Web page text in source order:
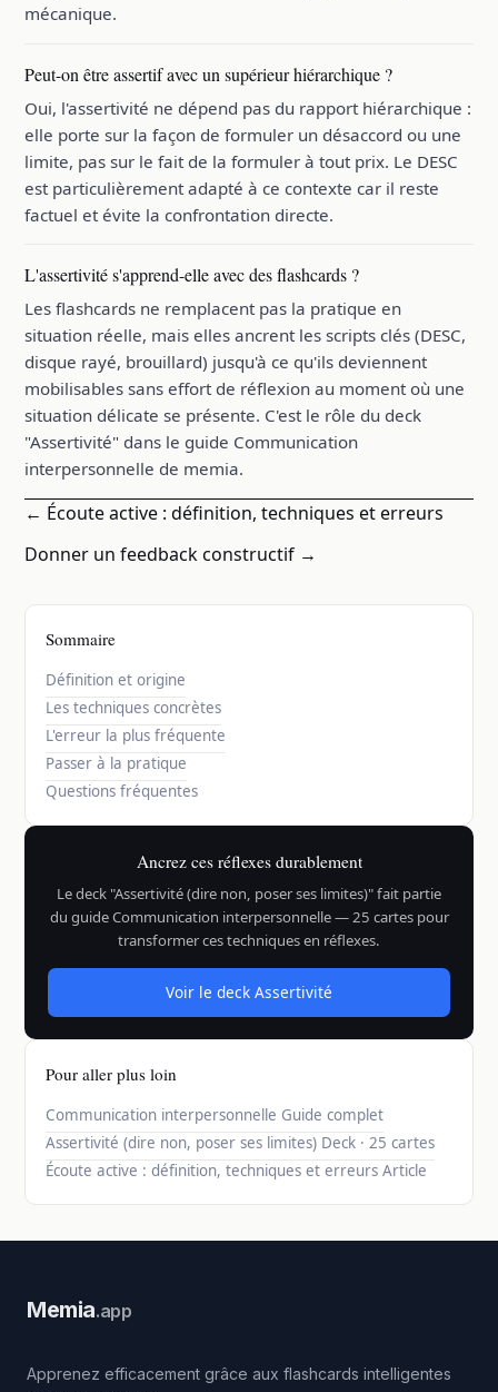
mécanique.
Peut-on être assertif avec un supérieur hiérarchique ?
Oui, l'assertivité ne dépend pas du rapport hiérarchique :
elle porte sur la façon de formuler un désaccord ou une
limite, pas sur le fait de la formuler à tout prix. Le DESC
est particulièrement adapté à ce contexte car il reste
factuel et évite la confrontation directe.
L'assertivité s'apprend-elle avec des flashcards ?
Les flashcards ne remplacent pas la pratique en
situation réelle, mais elles ancrent les scripts clés (DESC,
disque rayé, brouillard) jusqu'à ce qu'ils deviennent
mobilisables sans effort de réflexion au moment où une
situation délicate se présente. C'est le rôle du deck
"Assertivité" dans le guide Communication
interpersonnelle de memia.
← Écoute active : définition, techniques et erreurs
Donner un feedback constructif →
Sommaire
Définition et origine
Les techniques concrètes
L'erreur la plus fréquente
Passer à la pratique
Questions fréquentes
Ancrez ces réflexes durablement
Le deck "Assertivité (dire non, poser ses limites)" fait partie
du guide Communication interpersonnelle — 25 cartes pour
transformer ces techniques en réflexes.
Voir le deck Assertivité
Pour aller plus loin
Communication interpersonnelle Guide complet
Assertivité (dire non, poser ses limites) Deck · 25 cartes
Écoute active : définition, techniques et erreurs Article
Memia.app
Apprenez efficacement grâce aux flashcards intelligentes